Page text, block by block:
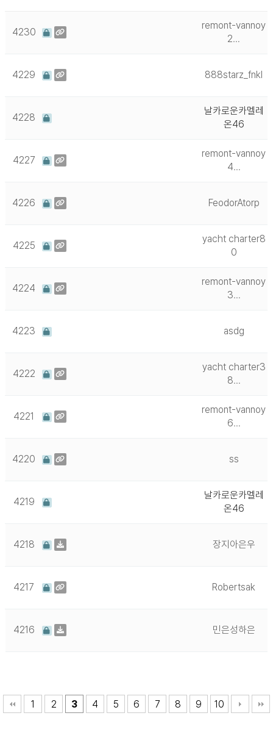
4230
remont-vannoy
2…
4229 888starz_fnkl
4228
날카로운카멜레
온46
4227
remont-vannoy
4…
4226 FeodorAtorp
4225
yacht charter8
0
4224
remont-vannoy
3…
4223 asdg
4222
yacht charter3
8…
4221
remont-vannoy
6…
4220 ss
4219
날카로운카멜레
온46
4218 장지아은우
4217 Robertsak
4216 민은성하은
1 2 3 4 5 6 7 8 9 10